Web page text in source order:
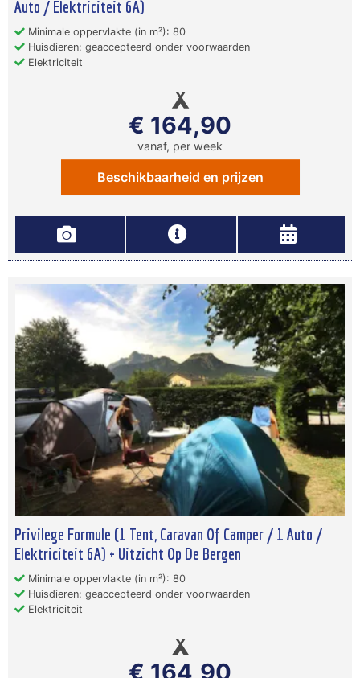
Auto / Elektriciteit 6A)
Minimale oppervlakte (in m²): 80
Huisdieren: geaccepteerd onder voorwaarden
Elektriciteit
€ 164,90
vanaf, per week
Beschikbaarheid en prijzen
Privilege Formule (1 Tent, Caravan Of Camper / 1 Auto /
Elektriciteit 6A) + Uitzicht Op De Bergen
Minimale oppervlakte (in m²): 80
Huisdieren: geaccepteerd onder voorwaarden
Elektriciteit
€ 164,90